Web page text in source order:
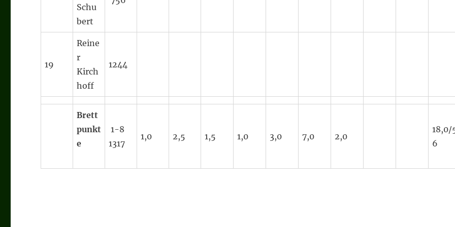
Schu
bert
19
Reine
r
Kirch
hoff
1244
Brett
punkt
e
1-8
1317
1,0 2,5 1,5 1,0 3,0 7,0 2,0
18,0/
6